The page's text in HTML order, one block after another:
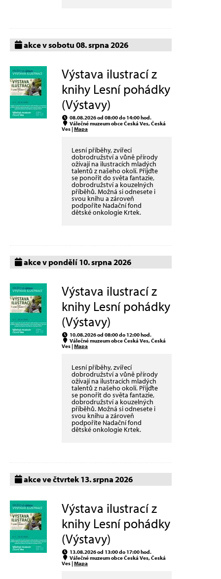
akce v sobotu 08. srpna 2026
Výstava ilustrací z
knihy Lesní pohádky
(Výstavy)
08.08.2026 od 08:00 do 14:00 hod.
Válečné muzeum obce Česká Ves, Česká
Ves |Mapa
Lesní příběhy, zvířecí
dobrodružství a vůně přírody
ožívají na ilustracích mladých
talentů z našeho okolí. Přijďte
se ponořit do světa fantazie,
dobrodružství a kouzelných
příběhů. Možná si odnesete i
svou knihu a zároveň
podpoříte Nadační fond
dětské onkologie Krtek.
akce v pondělí 10. srpna 2026
Výstava ilustrací z
knihy Lesní pohádky
(Výstavy)
10.08.2026 od 08:00 do 12:00 hod.
Válečné muzeum obce Česká Ves, Česká
Ves |Mapa
Lesní příběhy, zvířecí
dobrodružství a vůně přírody
ožívají na ilustracích mladých
talentů z našeho okolí. Přijďte
se ponořit do světa fantazie,
dobrodružství a kouzelných
příběhů. Možná si odnesete i
svou knihu a zároveň
podpoříte Nadační fond
dětské onkologie Krtek.
akce ve čtvrtek 13. srpna 2026
Výstava ilustrací z
knihy Lesní pohádky
(Výstavy)
13.08.2026 od 13:00 do 17:00 hod.
Válečné muzeum obce Česká Ves, Česká
Ves |Mapa